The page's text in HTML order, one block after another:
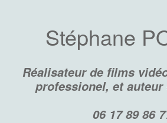
Stéphane
Réalisateur de films
professionel, et auteur
06 17 89 86